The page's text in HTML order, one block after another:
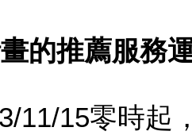
畫的推薦服務
11/15零時起